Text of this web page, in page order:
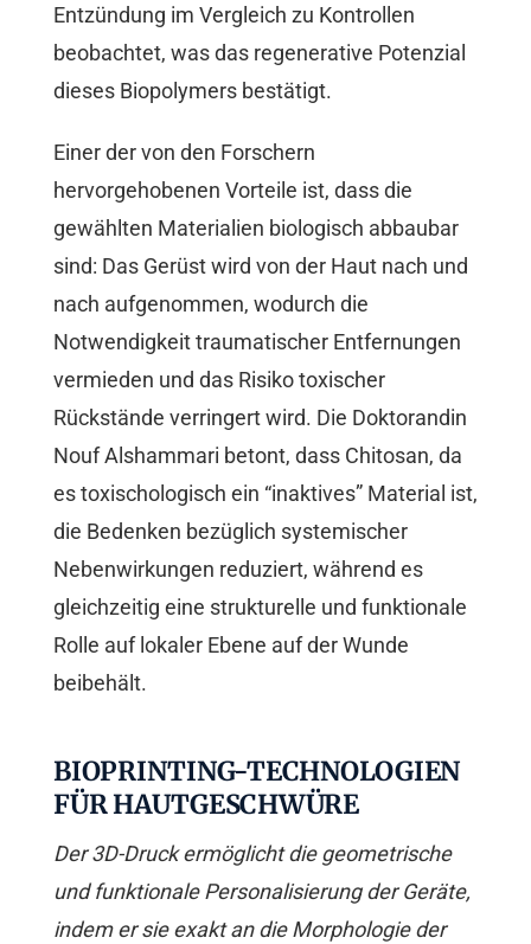
Entzündung im Vergleich zu Kontrollen
beobachtet, was das regenerative Potenzial
dieses Biopolymers bestätigt.
Einer der von den Forschern
hervorgehobenen Vorteile ist, dass die
gewählten Materialien biologisch abbaubar
sind: Das Gerüst wird von der Haut nach und
nach aufgenommen, wodurch die
Notwendigkeit traumatischer Entfernungen
vermieden und das Risiko toxischer
Rückstände verringert wird. Die Doktorandin
Nouf Alshammari betont, dass Chitosan, da
es toxischologisch ein “inaktives” Material ist,
die Bedenken bezüglich systemischer
Nebenwirkungen reduziert, während es
gleichzeitig eine strukturelle und funktionale
Rolle auf lokaler Ebene auf der Wunde
beibehält.
BIOPRINTING-TECHNOLOGIEN
FÜR HAUTGESCHWÜRE
Der 3D-Druck ermöglicht die geometrische
und funktionale Personalisierung der Geräte,
indem er sie exakt an die Morphologie der